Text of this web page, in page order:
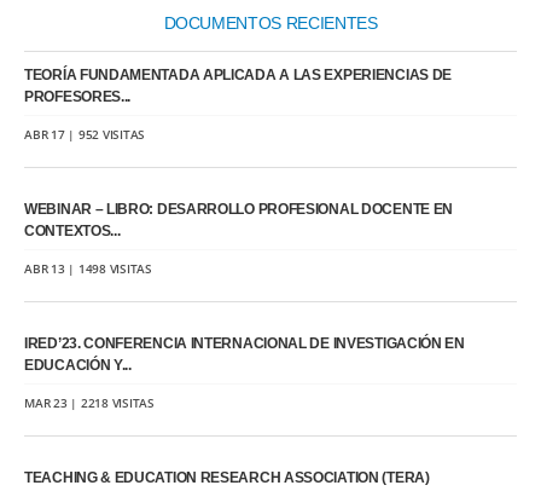
DOCUMENTOS RECIENTES
TEORÍA FUNDAMENTADA APLICADA A LAS EXPERIENCIAS DE
PROFESORES...
ABR 17 | 952 VISITAS
WEBINAR – LIBRO: DESARROLLO PROFESIONAL DOCENTE EN
CONTEXTOS...
ABR 13 | 1498 VISITAS
IRED’23. CONFERENCIA INTERNACIONAL DE INVESTIGACIÓN EN
EDUCACIÓN Y...
MAR 23 | 2218 VISITAS
TEACHING & EDUCATION RESEARCH ASSOCIATION (TERA)